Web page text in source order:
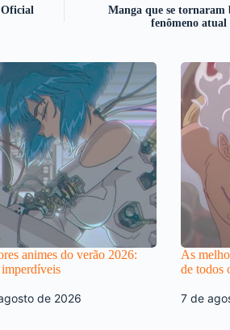
Manga que se tornaram
fenômeno
animes do verão 2026:
de 2026
As
de todos
7 de